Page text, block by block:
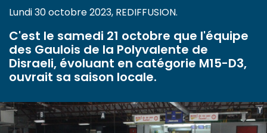
Lundi 30 octobre 2023, REDIFFUSION.
C'est le samedi 21 octobre que l'équipe
des Gaulois de la Polyvalente de
Disraeli, évoluant en catégorie M15-D3,
ouvrait sa saison locale.